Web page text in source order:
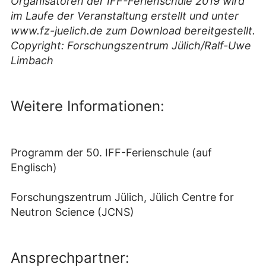
im Laufe der Veranstaltung erstellt und unter
www.fz-juelich.de zum Download bereitgestellt.
Copyright: Forschungszentrum Jülich/Ralf-Uwe
Limbach
Weitere Informationen:
Programm der 50. IFF-Ferienschule (auf
Englisch)
Forschungszentrum Jülich, Jülich Centre for
Neutron Science (JCNS)
Ansprechpartner: